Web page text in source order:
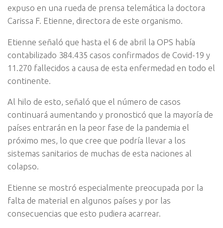
expuso en una rueda de prensa telemática la doctora
Carissa F. Etienne, directora de este organismo.
Etienne señaló que hasta el 6 de abril la OPS había
contabilizado 384.435 casos confirmados de Covid-19 y
11.270 fallecidos a causa de esta enfermedad en todo el
continente.
Al hilo de esto, señaló que el número de casos
continuará aumentando y pronosticó que la mayoría de
países entrarán en la peor fase de la pandemia el
próximo mes, lo que cree que podría llevar a los
sistemas sanitarios de muchas de esta naciones al
colapso.
Etienne se mostró especialmente preocupada por la
falta de material en algunos países y por las
consecuencias que esto pudiera acarrear.